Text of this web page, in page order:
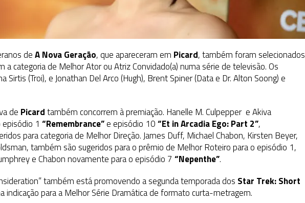
deA Nova Geração, que apareceram em Picard, também foram selecionados
a categoria de Melhor Ator ou Atriz Convidado(a) numa série de televisão. Os
Sirtis (Troi), e Jonathan Del Arco (Hugh), Brent Spiner (Data e Dr. Alton Soong) e
de Picardtambém concorrem à premiação. Hanelle M. Culpepper e Akiva
1 “Remembrance”e episódio 10“Et in Arcadia Ego: Part 2”,
para categoria de Melhor Direção. James Duff, Michael Chabon, Kirsten Beyer,
também são sugeridos para o prêmio de Melhor Roteiro para o episódio 1,
e Chabon novamente para o episódio 7 “Nepenthe”.
também está promovendo a segunda temporada dos Star Trek: Short
indicação para a Melhor Série Dramática de formato curta-metragem.